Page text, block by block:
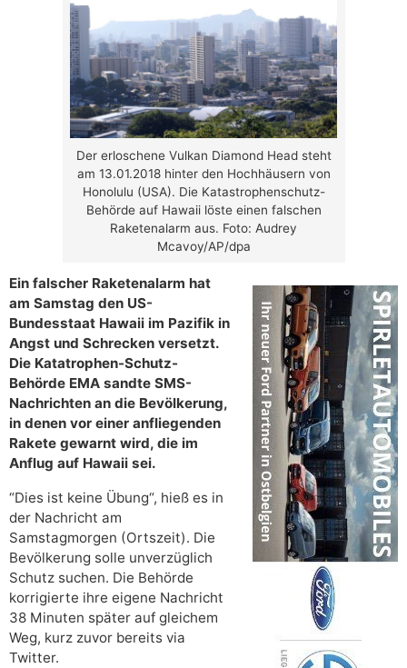
Der erloschene Vulkan Diamond Head steht
am 13.01.2018 hinter den Hochhäusern von
Honolulu (USA). Die Katastrophenschutz-
Behörde auf Hawaii löste einen falschen
Raketenalarm aus. Foto: Audrey
Mcavoy/AP/dpa
Ein falscher Raketenalarm hat
am Samstag den US-
Bundesstaat Hawaii im Pazifik in
Angst und Schrecken versetzt.
Die Katatrophen-Schutz-
Behörde EMA sandte SMS-
Nachrichten an die Bevölkerung,
in denen vor einer anfliegenden
Rakete gewarnt wird, die im
Anflug auf Hawaii sei.
“Dies ist keine Übung“, hieß es in
der Nachricht am
Samstagmorgen (Ortszeit). Die
Bevölkerung solle unverzüglich
Schutz suchen. Die Behörde
korrigierte ihre eigene Nachricht
38 Minuten später auf gleichem
Weg, kurz zuvor bereits via
Twitter.